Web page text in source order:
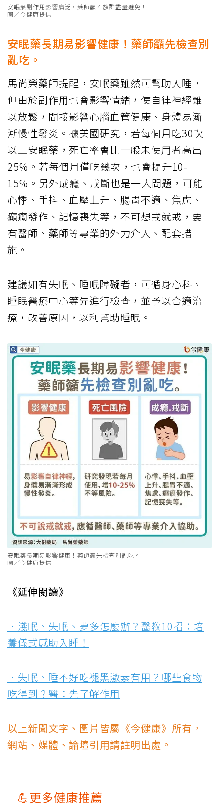
安眠藥副作用影響廣泛，藥師籲４族群盡量避免！
圖／今健康提供
安眠藥長期易影響健康！藥師籲先檢查別
亂吃。
馬尚榮藥師提醒，安眠藥雖然可幫助入睡，
但由於副作用也會影響情緒，使自律神經難
以放鬆，間接影響心腦血管健康、身體易漸
漸慢性發炎。據美國研究，若每個月吃30次
以上安眠藥，死亡率會比一般未使用者高出
25%。若每個月僅吃幾次，也會提升10-
15%。另外成癮、戒斷也是一大問題，可能
心悸、手抖、血壓上升、腸胃不適、焦慮、
癲癇發作、記憶喪失等，不可想戒就戒，要
有醫師、藥師等專業的外力介入、配套措
施。
建議如有失眠、睡眠障礙者，可循身心科、
睡眠醫療中心等先進行檢查，並予以合適治
療，改善原因，以利幫助睡眠。
安眠藥長期易影響健康！藥師籲先檢查別亂吃。
圖／今健康提供
《延伸閱讀》
．淺眠、失眠、夢多怎麼辦？醫教10招：培
養儀式感助入睡！
．失眠、睡不好吃褪黑激素有用？哪些食物
吃得到？醫：先了解作用
以上新聞文字、圖片皆屬《今健康》所有，
網站、媒體、論壇引用請註明出處。
💪更多健康推薦